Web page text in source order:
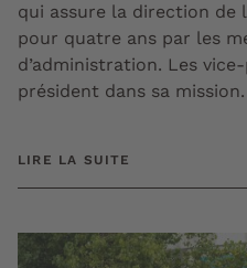
qui assure la direction de
pour quatre ans par les
d’administration. Les
président dans sa mission.
LIRE LA SUITE